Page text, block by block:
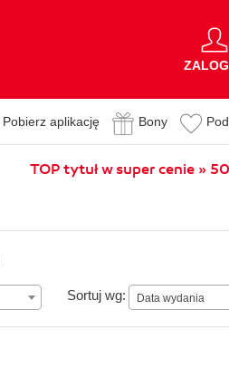
Pobierz aplikację Bony
TOP tytuł w super cenie »
Sortuj wg: Data wydania
Data wydania